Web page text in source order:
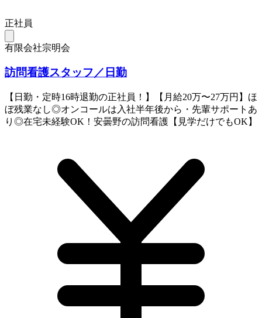
正社員
有限会社宗明会
訪問看護スタッフ／日勤
【日勤・定時16時退勤の正社員！】【月給20万〜27万円】ほ
ぼ残業なし◎オンコールは入社半年後から・先輩サポートあ
り◎在宅未経験OK！安曇野の訪問看護【見学だけでもOK】